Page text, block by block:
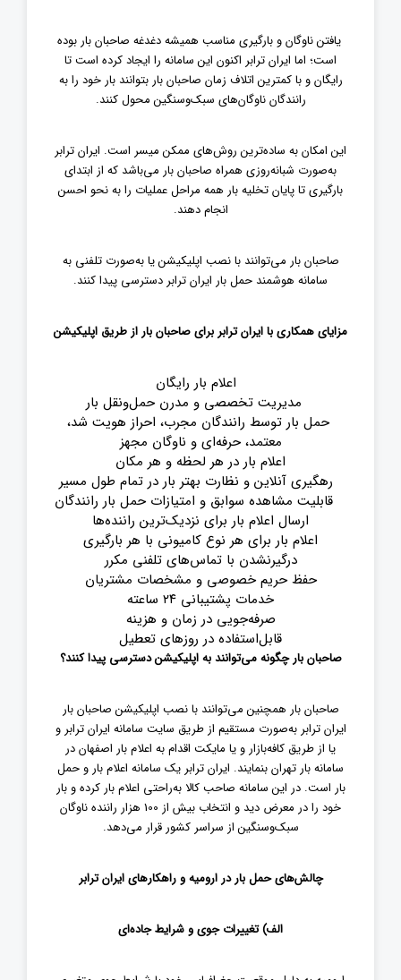
یافتن ناوگان و بارگیری مناسب همیشه دغدغه صاحبان بار بوده
است؛ اما ایران ترابر اکنون این سامانه را ایجاد کرده است تا
رایگان و با کمترین اتلاف زمان صاحبان بار بتوانند بار خود را به
رانندگان ناوگان‌های سبک‌وسنگین محول کنند.
این امکان به ساده‌ترین روش‌های ممکن میسر است. ایران ترابر
به‌صورت شبانه‌روزی همراه صاحبان بار می‌باشد که از ابتدای
بارگیری تا پایان تخلیه بار همه مراحل عملیات را به نحو احسن
انجام دهند.
صاحبان بار می‌توانند با نصب اپلیکیشن یا به‌صورت تلفنی به
سامانه هوشمند حمل بار ایران ترابر دسترسی پیدا کنند.
مزایای همکاری با ایران ترابر برای صاحبان بار از طریق اپلیکیشن
اعلام بار رایگان
مدیریت تخصصی و مدرن حمل‌ونقل بار
حمل بار توسط رانندگان مجرب، احراز هویت شد،
معتمد، حرفه‌ای و ناوگان مجهز
اعلام بار در هر لحظه و هر مکان
رهگیری آنلاین و نظارت بهتر بار در تمام طول مسیر
قابلیت مشاهده سوابق و امتیازات حمل بار رانندگان
ارسال اعلام بار برای نزدیک‌ترین راننده‌ها
اعلام بار برای هر نوع کامیونی با هر بارگیری
درگیرنشدن با تماس‌های تلفنی مکرر
حفظ حریم خصوصی و مشخصات مشتریان
خدمات پشتیبانی ۲۴ ساعته
صرفه‌جویی در زمان و هزینه
قابل‌استفاده در روزهای تعطیل
صاحبان بار چگونه می‌توانند به اپلیکیشن دسترسی پیدا کنند؟
صاحبان بار همچنین می‌توانند با نصب اپلیکیشن صاحبان بار
ایران ترابر به‌صورت مستقیم از طریق سایت سامانه ایران ترابر و
یا از طریق کافه‌بازار و یا مایکت اقدام به اعلام بار اصفهان در
سامانه بار تهران بنمایند. ایران ترابر یک سامانه اعلام بار و حمل
بار است. در این سامانه صاحب کالا به‌راحتی اعلام بار کرده و بار
خود را در معرض دید و انتخاب بیش از 100 هزار راننده ناوگان
سبک‌وسنگین از سراسر کشور قرار می‌دهد.
چالش‌های حمل بار در ارومیه و راهکارهای ایران ترابر
الف)تغییرات جوی و شرایط جاده‌ای